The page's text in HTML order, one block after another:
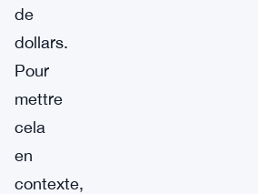
de
dollars.
Pour
mettre
cela
en
contexte,